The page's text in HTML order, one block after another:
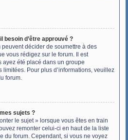
besoin d’être approuvé ?
décider de soumettre à des
vous rédigez sur le forum. Il est
été placé dans un groupe
limitées. Pour plus d’informations, veuillez
forum.
sujets ?
le sujet » lorsque vous êtes en train
remonter celui-ci en haut de la liste
du forum. Cependant, si vous ne voyez